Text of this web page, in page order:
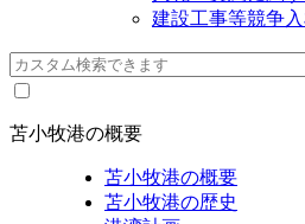
建設工事等競争
苫小牧港の概要
苫小牧港の概要
苫小牧港の歴史